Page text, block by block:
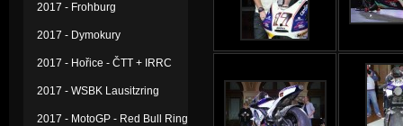
2017 - Frohburg
2017 - Dymokury
2017 - Hořice - ČTT + IRRC
2017 - WSBK Lausitzring
2017 - MotoGP - Red Bull Ring